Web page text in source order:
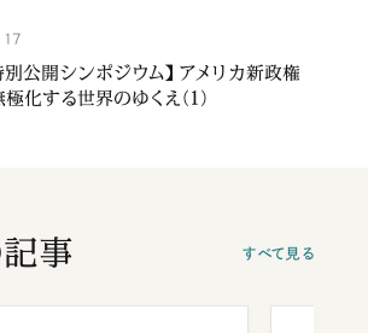
17
別公開シンポジウム】アメリカ新政権
極化する世界のゆくえ（1）
事 すべて見る